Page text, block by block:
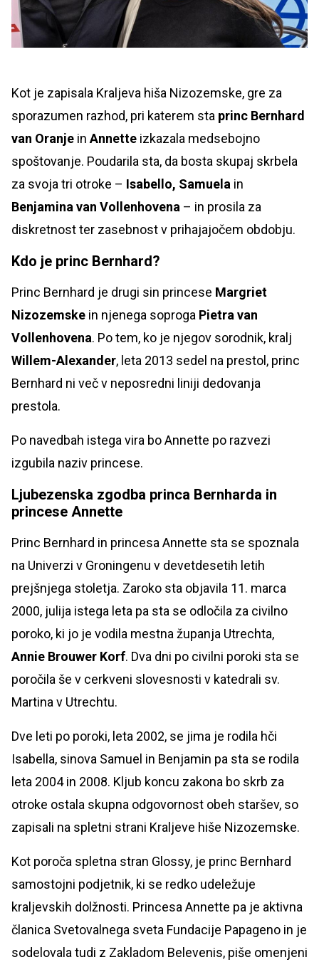
Kot je zapisala Kraljeva hiša Nizozemske, gre za
sporazumen razhod, pri katerem sta princ Bernhard
van Oranje in Annette izkazala medsebojno
spoštovanje. Poudarila sta, da bosta skupaj skrbela
za svoja tri otroke – Isabello, Samuela in
Benjamina van Vollenhovena – in prosila za
diskretnost ter zasebnost v prihajajočem obdobju.
Kdo je princ Bernhard?
Princ Bernhard je drugi sin princese Margriet
Nizozemske in njenega soproga Pietra van
Vollenhovena. Po tem, ko je njegov sorodnik, kralj
Willem-Alexander, leta 2013 sedel na prestol, princ
Bernhard ni več v neposredni liniji dedovanja
prestola.
Po navedbah istega vira bo Annette po razvezi
izgubila naziv princese.
Ljubezenska zgodba princa Bernharda in
princese Annette
Princ Bernhard in princesa Annette sta se spoznala
na Univerzi v Groningenu v devetdesetih letih
prejšnjega stoletja. Zaroko sta objavila 11. marca
2000, julija istega leta pa sta se odločila za civilno
poroko, ki jo je vodila mestna županja Utrechta,
Annie Brouwer Korf. Dva dni po civilni poroki sta se
poročila še v cerkveni slovesnosti v katedrali sv.
Martina v Utrechtu.
Dve leti po poroki, leta 2002, se jima je rodila hči
Isabella, sinova Samuel in Benjamin pa sta se rodila
leta 2004 in 2008. Kljub koncu zakona bo skrb za
otroke ostala skupna odgovornost obeh staršev, so
zapisali na spletni strani Kraljeve hiše Nizozemske.
Kot poroča spletna stran Glossy, je princ Bernhard
samostojni podjetnik, ki se redko udeležuje
kraljevskih dolžnosti. Princesa Annette pa je aktivna
članica Svetovalnega sveta Fundacije Papageno in je
sodelovala tudi z Zakladom Belevenis, piše omenjeni